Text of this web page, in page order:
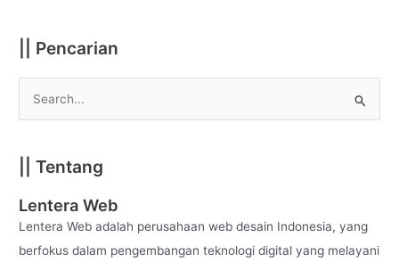
|| Pencarian
r
c
h
f
|| Tentang
Lentera Web
Lentera Web adalah perusahaan web desain Indonesia, yang
berfokus dalam pengembangan teknologi digital yang melayani